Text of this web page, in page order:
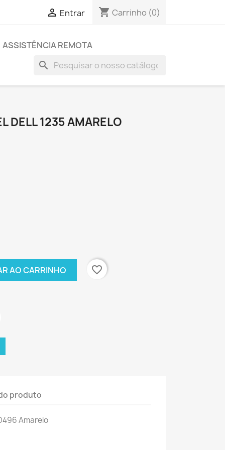
 Entrar shopping_cart Carrinho (0)
ASSISTÊNCIA REMOTA
search
DELL 1235 AMARELO
AO CARRINHO favorite_border
produto
Amarelo